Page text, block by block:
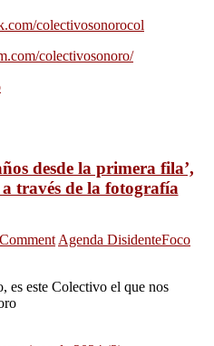
colectivosonorocol
colectivosonoro/
desde la primera fila’,
través de la fotografía
Agenda DisidenteFoco
es este Colectivo el que nos